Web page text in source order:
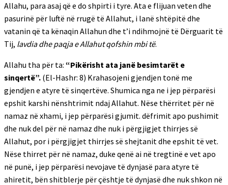
Allahu, para asaj që e do shpirti i tyre. Ata e flijuan veten dhe
pasurinë për luftë në rrugë të Allahut, i lanë shtëpitë dhe
vatanin që ta kënaqin Allahun dhe t’i ndihmojnë të Dërguarit të
Tij, lavdia dhe paqja e Allahut qofshin mbi të.
Allahu tha për ta: “Pikërisht ata janë besimtarët e
sinqertë”. (El-Hashr: 8) Krahasojeni gjendjen tonë me
gjendjen e atyre të sinqertëve. Shumica nga ne i jep përparësi
epshit karshi nënshtrimit ndaj Allahut. Nëse thërritet për në
namaz në xhami, i jep përparësi gjumit. dëfrimit apo pushimit
dhe nuk del për në namaz dhe nuk i përgjigjet thirrjes së
Allahut, por i përgjigjet thirrjes së shejtanit dhe epshit të vet.
Nëse thirret për në namaz, duke qenë ai në tregtinë e vet apo
në punë, i jep përparësi nevojave të dynjasë para atyre të
ahiretit, bën shitblerje për çështje të dynjasë dhe nuk shkon në